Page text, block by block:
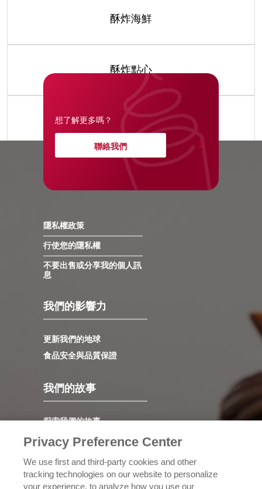
酥炸海鮮
酥炸點心
醬包/湯品
我們的故事
探索我們的故事
領導力
發展歷程
認識理奇
我們的影響力
更新我們的地球
食品安全與品質保證
隱私權政策
行使您的隱私權
不要出售或分享我的個人訊
息
想了解更多嗎？
聯絡我們
Privacy Preference Center
We use first and third-party cookies and other
tracking technologies on our website to personalize
your experience, to analyze how you use our